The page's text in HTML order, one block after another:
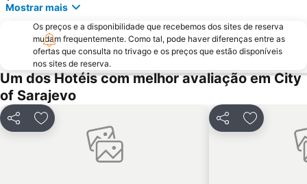
Mostrar mais
Os preços e a disponibilidade que recebemos dos sites de reserva
mudam frequentemente. Como tal, pode haver diferenças entre as
ofertas que consulta no trivago e os preços que estão disponíveis
nos sites de reserva.
Um dos Hotéis com melhor avaliação em City
of Sarajevo
PartilharAdicionar aos favoritos PartilharAdicionar